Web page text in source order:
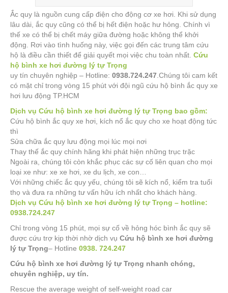
Ắc quy là nguồn cung cấp điện cho động cơ xe hơi. Khi sử dụng
lâu dài, ắc quy cũng có thể bị hết điện hoặc hư hỏng. Chính vì
thế xe có thể bị chết máy giữa đường hoặc không thể khởi
động. Rơi vào tình huống này, việc gọi đến các trung tâm cứu
hộ là điều cần thiết để giải quyết mọi việc chu toàn nhất. Cứu
hộ bình xe hơi đường lý tự Trọng
uy tín chuyên nghiệp – Hotline: 0938.724.247 .Chúng tôi cam kết
có mặt chỉ trong vòng 15 phút với đội ngũ cứu hộ bình ắc quy xe
hơi lưu động TP.HCM
Dịch vụ Cứu hộ bình xe hơi đường lý tự Trọng bao gồm:
Cứu hộ bình ắc quy xe hơi, kích nổ ắc quy cho xe hoạt động tức
thì
Sửa chữa ắc quy lưu động mọi lúc mọi nơi
Thay thế ắc quy chính hãng khi phát hiện những trục trặc
Ngoài ra, chúng tôi còn khắc phục các sự cố liên quan cho mọi
loại xe như: xe xe hơi, xe du lịch, xe con…
Với những chiếc ắc quy yếu, chúng tôi sẽ kích nổ, kiểm tra tuổi
thọ và đưa ra những tư vấn hữu ích nhất cho khách hàng.
Dịch vụ Cứu hộ bình xe hơi đường lý tự Trọng – hotline:
0938.724.247
Chỉ trong vòng 15 phút, mọi sự cố về hỏng hóc bình ắc quy sẽ
được cứu trợ kịp thời nhờ dịch vụ Cứu hộ bình xe hơi đường
lý tự Trọng– Hotline 0938. 724.247
Cứu hộ bình xe hơi đường lý tự Trọng nhanh chóng,
chuyên nghiệp, uy tín.
Rescue the average weight of self-weight road car